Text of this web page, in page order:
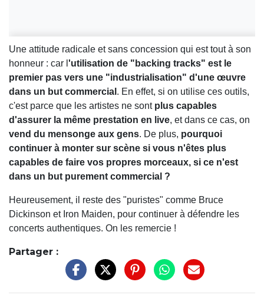
Une attitude radicale et sans concession qui est tout à son
honneur : car l 'utilisation de "backing tracks" est le
premier pas vers une "industrialisation" d'une œuvre
dans un but commercial . En effet, si on utilise ces outils,
c'est parce que les artistes ne sont plus capables
d'assurer la même prestation en live, et dans ce cas, on
vend du mensonge aux gens. De plus, pourquoi
continuer à monter sur scène si vous n'êtes plus
capables de faire vos propres morceaux, si ce n'est
dans un but purement commercial ?
Heureusement, il reste des "puristes" comme Bruce
Dickinson et Iron Maiden, pour continuer à défendre les
concerts authentiques. On les remercie !
Partager :